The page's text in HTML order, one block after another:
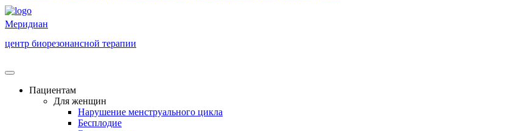
Меридиан
центр биорезонансной терапии
Пациентам
Для женщин
Нарушение менструального цикла
Бесплодие